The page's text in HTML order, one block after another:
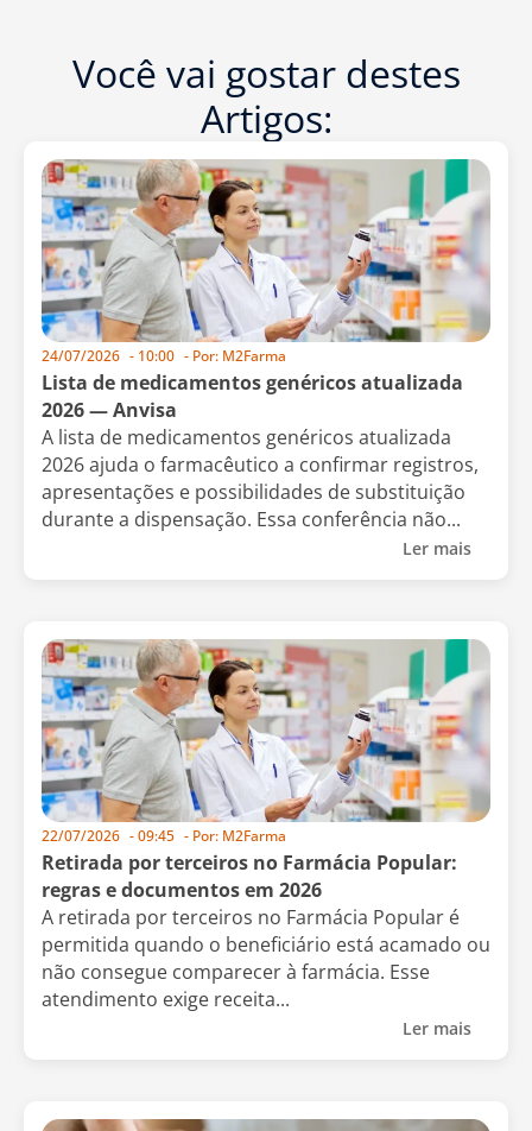
Você vai gostar destes
Artigos:
24/07/2026 - 10:00 - Por: M2Farma
Lista de medicamentos genéricos atualizada
2026 — Anvisa
A lista de medicamentos genéricos atualizada
2026 ajuda o farmacêutico a confirmar registros,
apresentações e possibilidades de substituição
durante a dispensação. Essa conferência não...
Ler mais
22/07/2026 -09:45 - Por: M2Farma
Retirada por terceiros no Farmácia Popular:
regras e documentos em 2026
A retirada por terceiros no Farmácia Popular é
permitida quando o beneficiário está acamado ou
não consegue comparecer à farmácia. Esse
atendimento exige receita...
Ler mais